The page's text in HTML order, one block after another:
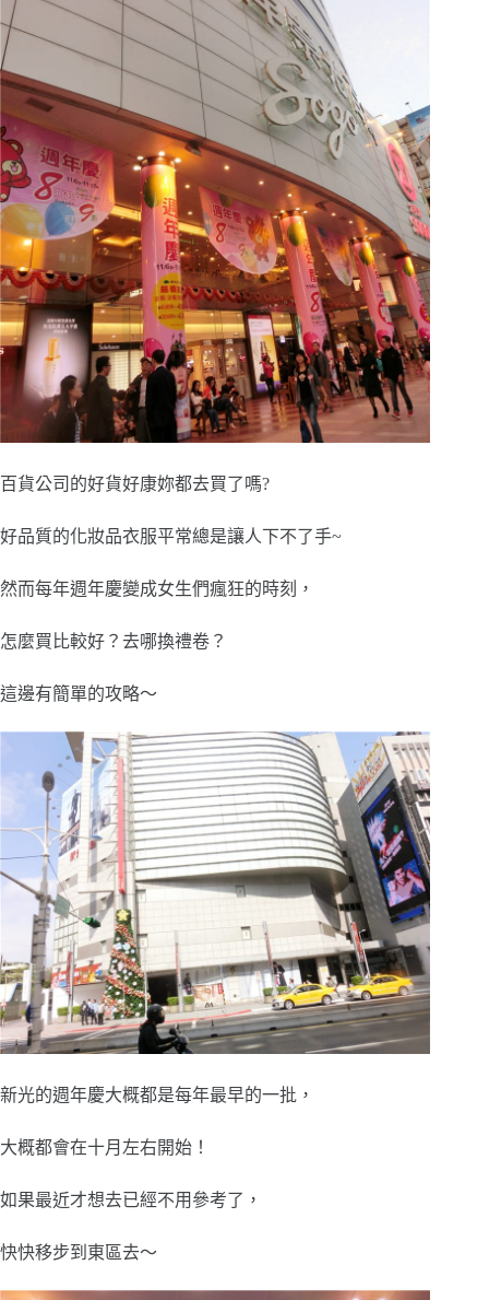
百貨公司的好貨好康妳都去買了嗎?
好品質的化妝品衣服平常總是讓人下不了手~
然而每年週年慶變成女生們瘋狂的時刻，
怎麼買比較好？去哪換禮卷？
這邊有簡單的攻略～
新光的週年慶大概都是每年最早的一批，
大概都會在十月左右開始！
如果最近才想去已經不用參考了，
快快移步到東區去～